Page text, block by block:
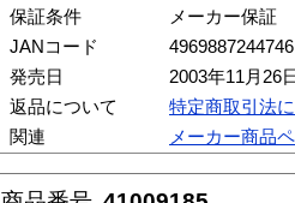
保証条件
メーカー保証
JANコード
4969887244746
発売日
2003年11月26
返品について
特定商取引法
関連
メーカー商品